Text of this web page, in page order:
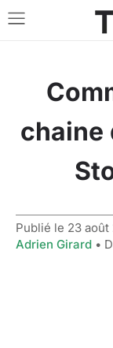
chaine
Publié le 23 août
Adrien Girard •